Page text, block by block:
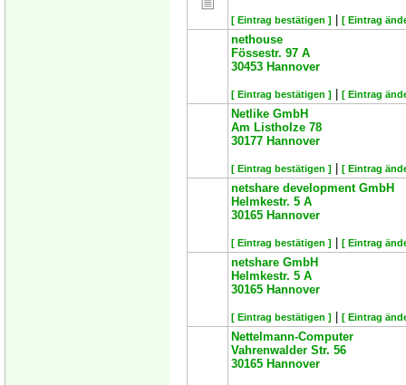
[ Eintrag bestätigen ] [ Eintrag
nethouse
Fössestr. 97 A
30453 Hannover
[ Eintrag bestätigen ] [ Eintrag
Netlike GmbH
Am Listholze 78
30177 Hannover
[ Eintrag bestätigen ] [ Eintrag
netshare development GmbH
Helmkestr. 5 A
30165 Hannover
[ Eintrag bestätigen ] [ Eintrag
netshare GmbH
Helmkestr. 5 A
30165 Hannover
[ Eintrag bestätigen ] [ Eintrag
Nettelmann-Computer
Vahrenwalder Str. 56
30165 Hannover